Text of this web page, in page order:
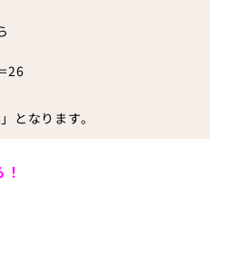
26
となります。